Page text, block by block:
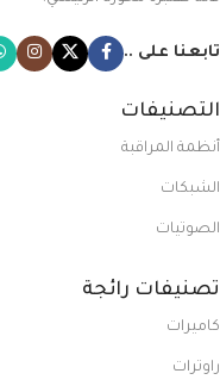
تابعنا على ..
التصنيفات
أنظمة المراقبة
الشبكات
الصوتيات
تصنيفات رائجة
كاميرات
راوترات